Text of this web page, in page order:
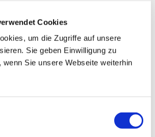
Cookies
um die Zugriffe auf unsere
Sie geben Einwilligung zu
wenn Sie unsere Webseite weiterhin
12 13 14
19 21
26 27 28 29 30